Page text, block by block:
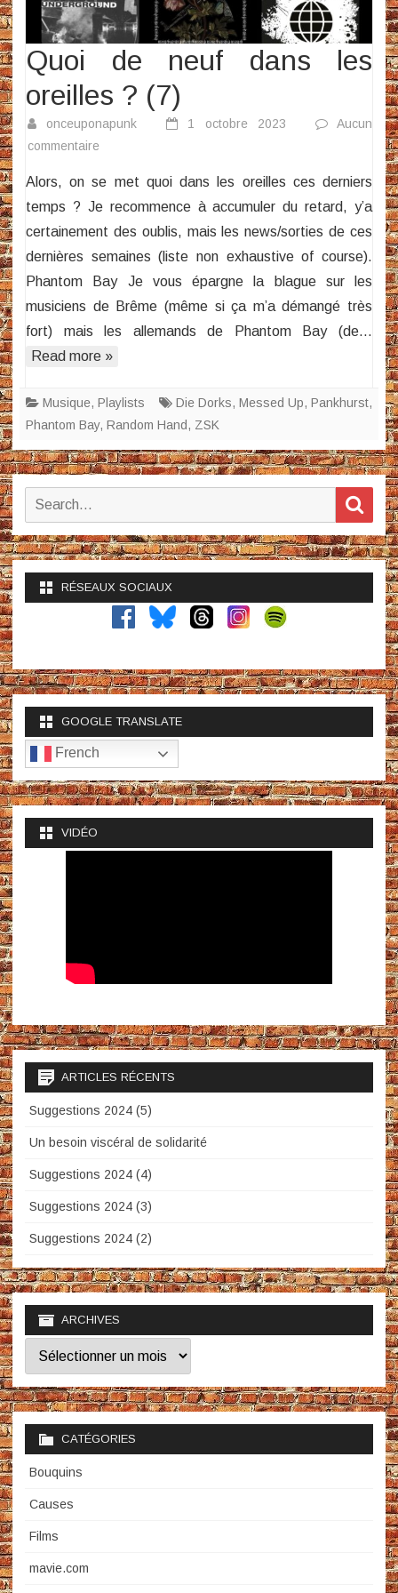
Quoi de neuf dans les
oreilles ? (7)
onceuponapunk 1 octobre 2023
Aucun
commentaire
de
neuf
dans
les
oreilles
?
(7)
Alors, on se met quoi dans les oreilles ces derniers
temps ? Je recommence à accumuler du retard, y’a
certainement des oublis, mais les news/sorties de ces
dernières semaines (liste non exhaustive of course).
Phantom Bay Je vous épargne la blague sur les
musiciens de Brême (même si ça m’a démangé très
fort) mais les allemands de Phantom Bay (de…
Read more »
Musique, Playlists Die Dorks, Messed Up, Pankhurst,
Phantom Bay, Random Hand, ZSK
Search
RÉSEAUX SOCIAUX
GOOGLE TRANSLATE
French
VIDÉO
ARTICLES RÉCENTS
Suggestions 2024 (5)
Un besoin viscéral de solidarité
Suggestions 2024 (4)
Suggestions 2024 (3)
Suggestions 2024 (2)
ARCHIVES
Archives
CATÉGORIES
Bouquins
Causes
Films
mavie.com